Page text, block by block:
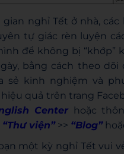
gian nghỉ Tết ở nhà,
tự giác rèn luyện
để không bị “khớp”
bằng cách theo dõi
sẻ kinh nghiệm và
quả trên trang
Center hoặc
“Thư viện”>> “Blog”
một kỳ nghỉ Tết vui